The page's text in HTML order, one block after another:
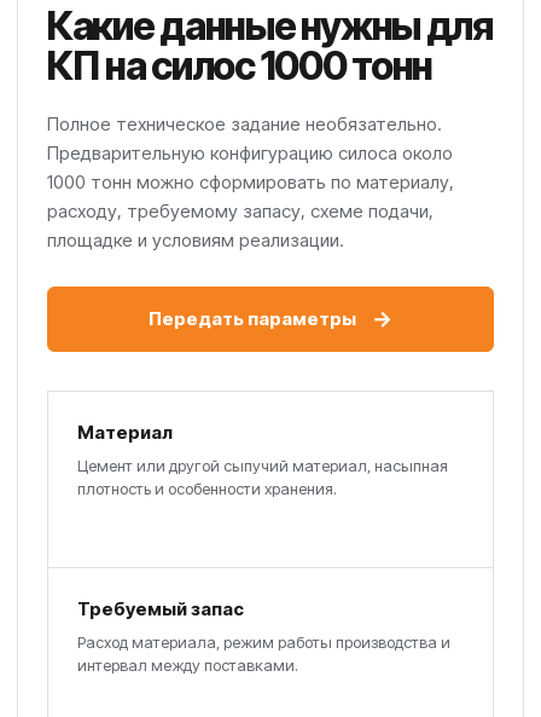
Какие данные нужны для
КП на силос 1000 тонн
Полное техническое задание необязательно.
Предварительную конфигурацию силоса около
1000 тонн можно сформировать по материалу,
расходу, требуемому запасу, схеме подачи,
площадке и условиям реализации.
Передать параметры →
Материал
Цемент или другой сыпучий материал, насыпная
плотность и особенности хранения.
Требуемый запас
Расход материала, режим работы производства и
интервал между поставками.